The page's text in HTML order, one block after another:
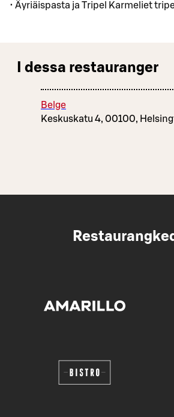
• Äyriäispasta ja Tripel Karmeliet
I dessa restauranger
Belge
Keskuskatu 4, 00100,